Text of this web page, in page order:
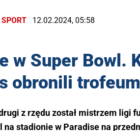
SPORT 12.02.2024, 05:58
w Super Bowl.
obronili trofeum
z rzędu został mistrzem ligi
na stadionie w Paradise na